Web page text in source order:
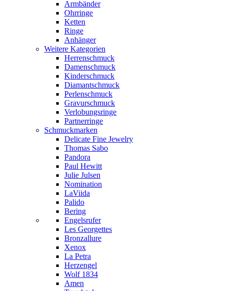
Armbänder
Ohrringe
Ketten
Ringe
Anhänger
Weitere Kategorien
Herrenschmuck
Damenschmuck
Kinderschmuck
Diamantschmuck
Perlenschmuck
Gravurschmuck
Verlobungsringe
Partnerringe
Schmuckmarken
Delicate Fine Jewelry
Thomas Sabo
Pandora
Paul Hewitt
Julie Julsen
Nomination
LaViida
Palido
Bering
Engelsrufer
Les Georgettes
Bronzallure
Xenox
La Petra
Herzengel
Wolf 1834
Amen